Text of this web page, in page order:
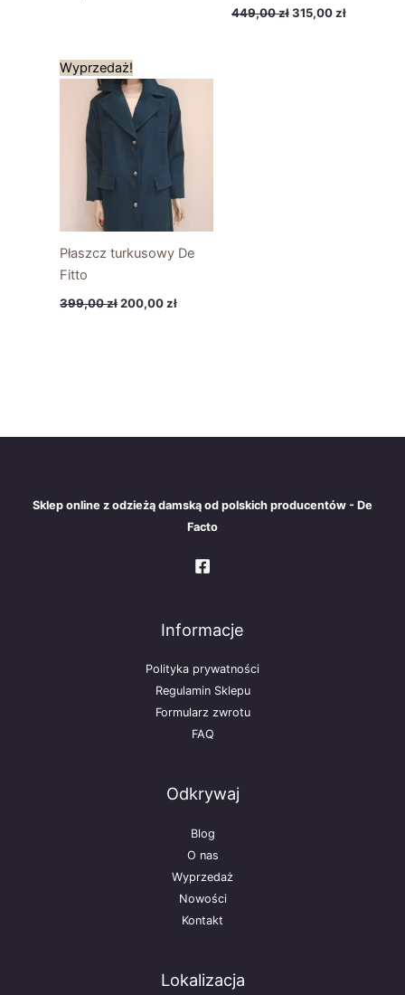
449,00zł315,00zł
Wyprzedaż!
Płaszcz turkusowy De
Fitto
399,00zł
Pierwotna
cena
wynosiła:
399,00 zł.
200,00zł
cena
wynosi:
200,00 zł.
Sklep online z odzieżą damską od polskich producentów - De
Facto
Informacje
Polityka prywatności
Regulamin Sklepu
Formularz zwrotu
FAQ
Odkrywaj
Blog
O nas
Wyprzedaż
Nowości
Kontakt
Lokalizacja